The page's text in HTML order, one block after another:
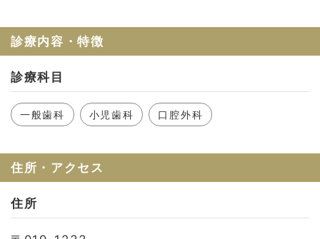
セルフチェック
診療内容・特徴
診療科目
一般歯科 小児歯科 口腔外科
住所・アクセス
住所